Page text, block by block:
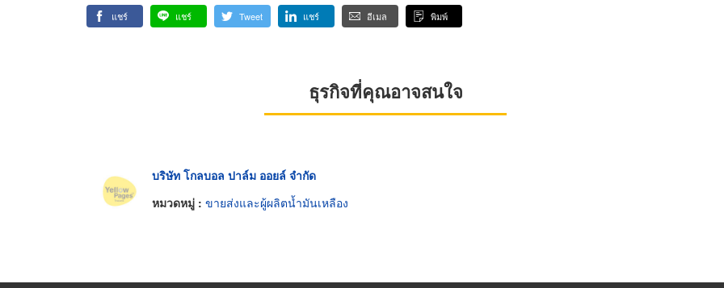
แชร์ แชร์ Tweet แชร์ อีเมล พิมพ์
ธุรกิจที่คุณอาจสนใจ
บริษัท โกลบอล ปาล์ม ออยล์ จำกัด
หมวดหมู่ : ขายส่งและผู้ผลิตน้ำมันเหลือง